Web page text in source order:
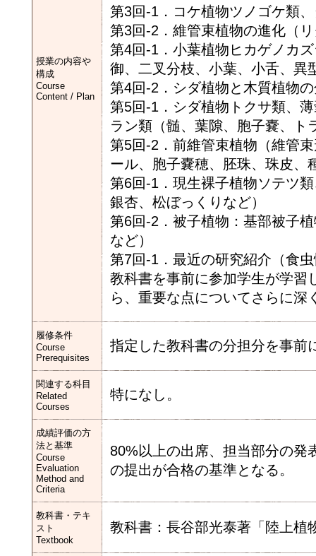
授業の内容や
構成
Course
Content / Plan
第3回-1．コケ植物ツノゴケ類
第3回-2．維管束植物の進化（
第4回-1．小葉植物ヒカゲノカ
御、二叉分枝、小葉、小舌、異
第4回-2．シダ植物と木質植物
第5回-1．シダ植物トクサ類、
ラン類（髄、葉隙、胞子嚢、ト
第5回-2．前維管束植物（維管
ール、胞子嚢穂、胚珠、珠皮、
第6回-1．現生裸子植物ソテツ
銀杏、松ぼっくりなど）
第6回-2．被子植物：基部被子
など）
第7回-1．最近の研究紹介（食
教科書を事前に参加学生が学習
ら、重要な点についてさらに深
履修条件
Course
Prerequisites
指定した教科書の分担分を事前
関連する科目
Related
Courses
特になし。
成績評価の方
法と基準
Course
Evaluation
Method and
Criteria
80%以上の出席、担当部分の発
の提出が合格の基準となる。
教科書・テキ
スト
Textbook
教科書：長谷部光泰著「陸上植